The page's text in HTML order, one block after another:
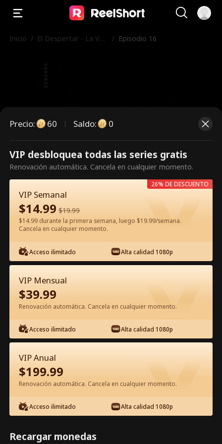
Inicio / El Despertar - La Ven
/ Episodio 16
Es un episodio de pago.
Desbloquéalo para verlo.
60Desbloquear ahora
Ver gratis en la app
Episodio 16 - El Despertar - La
Venganza de la Espía Fénix Película
Completa
1-50 51-88 Todos los Episodios
16 17 18 19 20
Precio: 60 Saldo: 0
VIP desbloquea todas las series gratis
Renovación automática. Cancela en cualquier momento.
VIP Semanal
$14.99 $19.99
$14.99 durante la primera semana, luego $19.99/semana.
Cancela en cualquier momento.
Acceso ilimitado Alta calidad 1080p
26% DE DESCUENTO
VIP Mensual
$39.99
Renovación automática. Cancela en cualquier momento.
Acceso ilimitado Alta calidad 1080p
VIP Anual
$199.99
Renovación automática. Cancela en cualquier momento.
Acceso ilimitado Alta calidad 1080p
Recargar monedas